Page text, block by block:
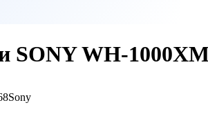
SONY WH-
Sony